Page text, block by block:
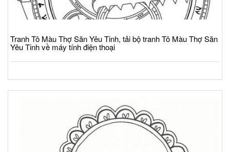
Tranh Tô Màu Thợ Săn Yêu Tinh, tải bộ tranh Tô Màu Thợ Săn
Yêu Tinh về máy tính điện thoại